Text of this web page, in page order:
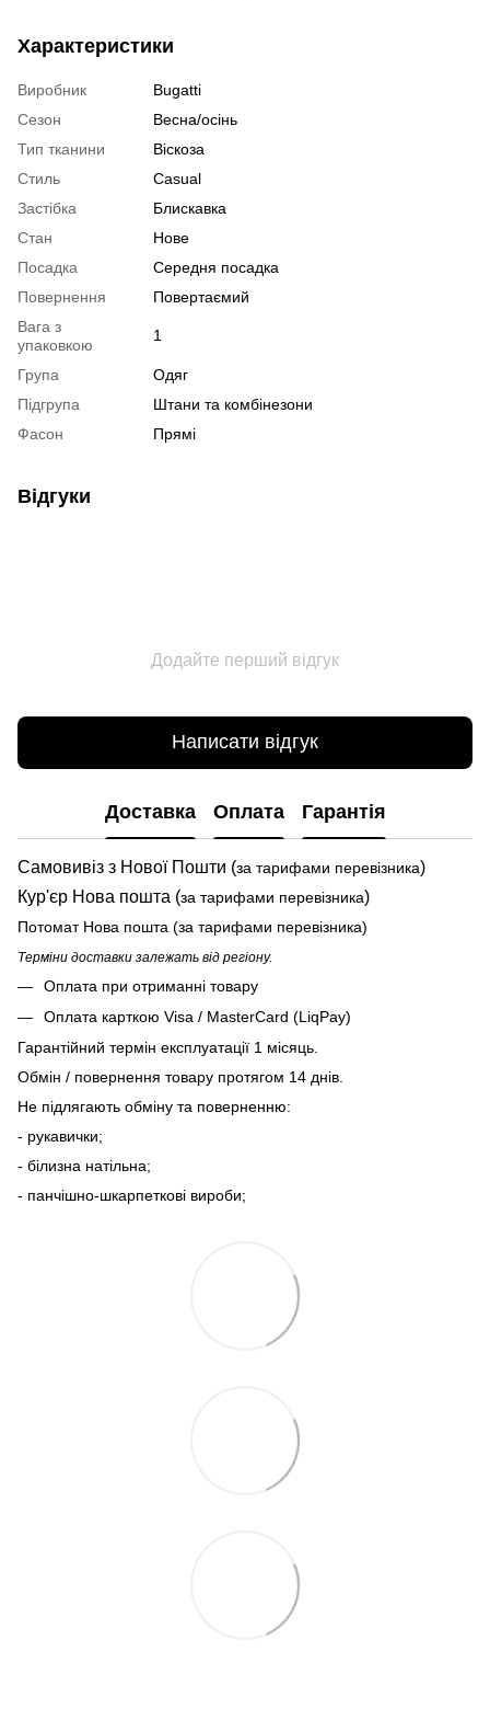
Характеристики
Виробник
Bugatti
Сезон
Весна/осінь
Тип тканини
Віскоза
Cтиль
Casual
Застібка
Блискавка
Стан
Нове
Посадка
Середня посадка
Повернення
Повертаємий
Вага з
упаковкою
1
Група
Одяг
Підгрупа
Штани та комбінезони
Фасон
Прямі
Відгуки
Додайте перший відгук
Написати відгук
Доставка Оплата Гарантія
Самовивіз з Нової Пошти (за тарифами перевізника)
Кур'єр Нова пошта (за тарифами перевізника)
Потомат Нова пошта (за тарифами перевізника)
Терміни доставки залежать від регіону.
Оплата при отриманні товару
Оплата карткою Visa / MasterCard (LiqPay)
Гарантійний термін експлуатації 1 місяць.
Обмін / повернення товару протягом 14 днів.
Не підлягають обміну та поверненню:
- рукавички;
- білизна натільна;
- панчішно-шкарпеткові вироби;